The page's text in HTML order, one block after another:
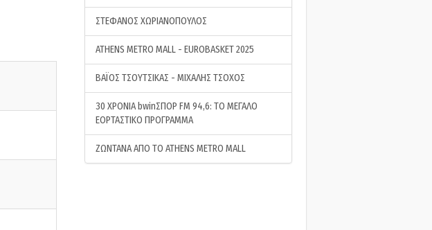
ΣΤΕΦΑΝΟΣ ΧΩΡΙΑΝΟΠΟΥΛΟΣ
ATHENS METRO MALL - EUROBASKET 2025
ΒΑΪΟΣ ΤΣΟΥΤΣΙΚΑΣ - ΜΙΧΑΛΗΣ ΤΣΟΧΟΣ
30 ΧΡΟΝΙΑ bwinΣΠΟΡ FM 94,6: ΤΟ ΜΕΓΑΛΟ
ΕΟΡΤΑΣΤΙΚΟ ΠΡΟΓΡΑΜΜΑ
ΖΩΝΤΑΝΑ ΑΠΟ ΤΟ ATHENS METRO MALL